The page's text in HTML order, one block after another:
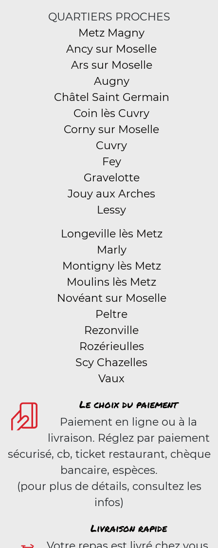
QUARTIERS PROCHES
Metz Magny
Ancy sur Moselle
Ars sur Moselle
Augny
Châtel Saint Germain
Coin lès Cuvry
Corny sur Moselle
Cuvry
Fey
Gravelotte
Jouy aux Arches
Lessy
Longeville lès Metz
Marly
Montigny lès Metz
Moulins lès Metz
Novéant sur Moselle
Peltre
Rezonville
Rozérieulles
Scy Chazelles
Vaux
Le choix du paiement
Paiement en ligne ou à la
livraison. Réglez par paiement
sécurisé, cb, ticket restaurant, chèque
bancaire, espèces.
(pour plus de détails, consultez les
infos)
Livraison rapide